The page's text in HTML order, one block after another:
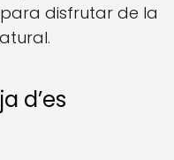
disfrutar de la
d’es